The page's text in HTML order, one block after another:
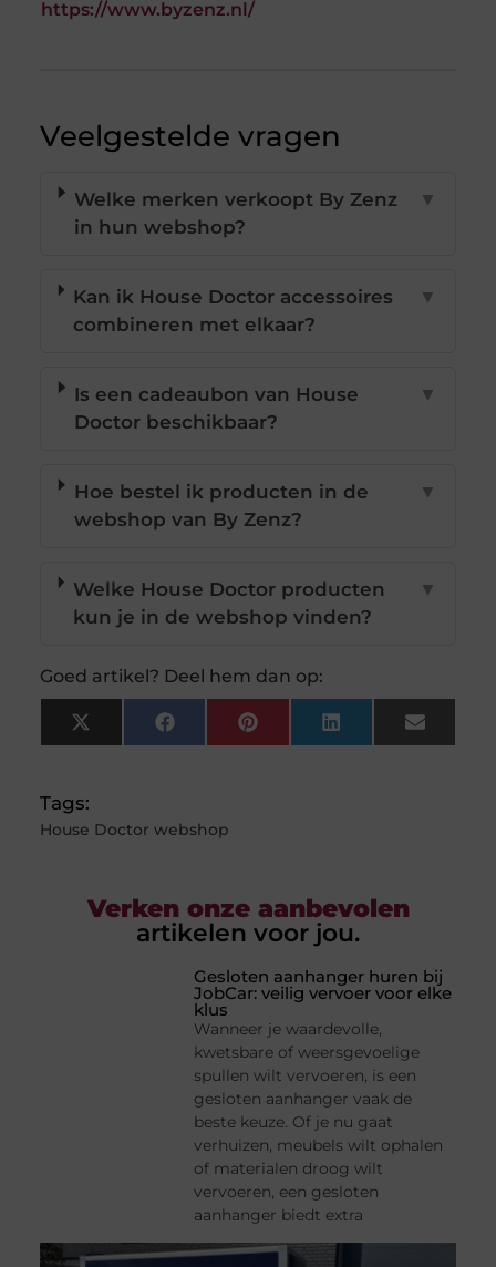
https://www.byzenz.nl/
Veelgestelde vragen
Welke merken verkoopt By Zenz
in hun webshop?
▼
Kan ik House Doctor accessoires
combineren met elkaar?
▼
Is een cadeaubon van House
Doctor beschikbaar?
▼
Hoe bestel ik producten in de
webshop van By Zenz?
▼
Welke House Doctor producten
kun je in de webshop vinden?
▼
Goed artikel? Deel hem dan op:
X
(Twitter)
FacebookPinterestLinkedInEmail
Tags:
House Doctor webshop
Verken onze aanbevolen
artikelen voor jou.
Gesloten aanhanger huren bij
JobCar: veilig vervoer voor elke
klus
Wanneer je waardevolle,
kwetsbare of weersgevoelige
spullen wilt vervoeren, is een
gesloten aanhanger vaak de
beste keuze. Of je nu gaat
verhuizen, meubels wilt ophalen
of materialen droog wilt
vervoeren, een gesloten
aanhanger biedt extra